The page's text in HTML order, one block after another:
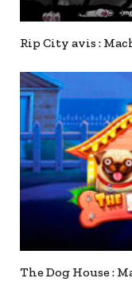
Rip City avis :
The Dog House :